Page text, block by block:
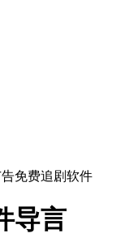
免费追剧软件
导言